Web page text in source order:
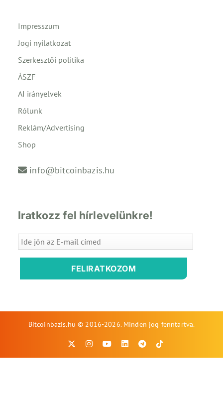
Impresszum
Jogi nyilatkozat
Szerkesztői politika
ÁSZF
AI irányelvek
Rólunk
Reklám/Advertising
Shop
info@bitcoinbazis.hu
Iratkozz fel hírlevelünkre!
FELIRATKOZOM
Bitcoinbazis.hu © 2016-2026. Minden jog fenntartva.